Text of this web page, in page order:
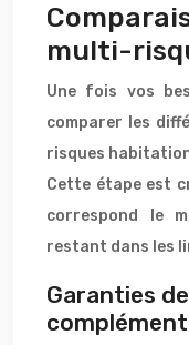
multi-
Une fois vos
comparer les
risques
Cette étape est
correspond le
restant dans les
Garanties